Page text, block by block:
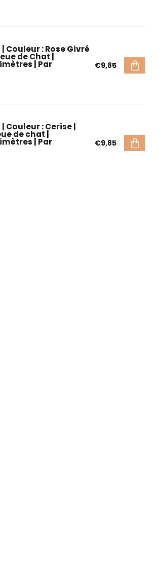
Couleur : Rose Givré
de Chat |
| Par €9,85
: Cerise |
de chat |
| Par €9,85